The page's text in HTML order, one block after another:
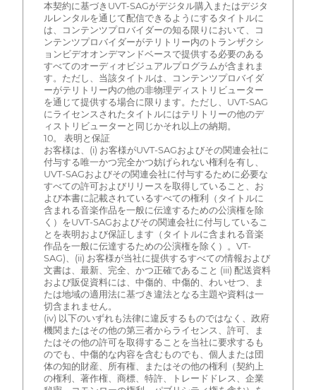
本契約に基づきUVT-SAGがデジタル購入またはデジタ
ルレンタルを通じて配信できるようにするタイトルに
は、コンテンツプロバイダーの知る限りにおいて、コ
ンテンツプロバイダーがテリトリー内のトランザクシ
ョンビデオオンデマンドベースで提供する必要のある
すべてのオーディオビジュアルプログラムが含まれま
す。ただし、当該タイトルは、コンテンツプロバイダ
ーがテリトリー内の他の非物理ディストリビューター
を通じて提供する場合に限ります。ただし、UVT-SAG
にライセンスされたタイトルにはテリトリーの他のデ
ィストリビューターと同じかそれ以上の納期。
10。 表明と保証
お客様は、(i) お客様がUVT-SAGおよびその関連会社に
付与する唯一かつ完全かつ妨げられない権利を有し、
UVT-SAGおよびその関連会社に付与するために必要な
すべての許可およびリリースを取得していること、お
よび本書に記載されているすべての権利（タイトルに
含まれる音楽作品を一般に伝達するための公演権を除
く）をUVT-SAGおよびその関連会社に付与しているこ
とを表明および保証します（タイトルに含まれる音楽
作品を一般に伝達するための公演権を除く）。VT-
SAG)、(ii) お客様が当社に提供するすべての情報および
文書は、最新、完全、かつ正確であること (iii) 配送資料
および販促資料には、中傷的、中傷的、わいせつ、ま
たは地域の適用法に基づき違法となる主題や資料は一
切含まれません。
(iv) 以下のいずれも法律に違反するものではなく、政府
機関またはその他の第三者からライセンス、許可、ま
たはその他の許可を取得することを当社に要求するも
のでも、中傷的な内容を含むものでも、個人または団
体の知的財産、所有権、またはその他の権利（契約上
の権利、著作権、商標、特許、トレードドレス、企業